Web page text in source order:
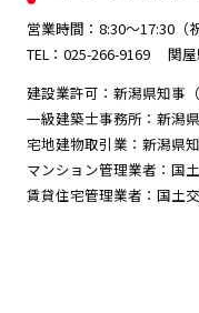
営業時間：8:30～17:30（
TEL：025-266-9169
関屋
建設業許可：新潟県知事
一級建築士事務所：新潟
宅地建物取引業：新潟県
マンション管理業者：国
賃貸住宅管理業者：国土